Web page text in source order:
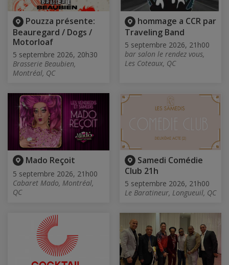
Pouzza présente:
Beauregard / Dogs /
Motorloaf
5 septembre 2026, 20h30
Brasserie Beaubien,
Montréal, QC
hommage a CCR par
Traveling Band
5 septembre 2026, 21h00
bar salon le rendez vous,
Les Coteaux, QC
Mado Reçoit
5 septembre 2026, 21h00
Cabaret Mado, Montréal,
QC
Samedi Comédie
Club 21h
5 septembre 2026, 21h00
Le Baratineur, Longueuil, QC